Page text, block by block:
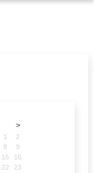
>
1
2
8
9
15
16
22
23